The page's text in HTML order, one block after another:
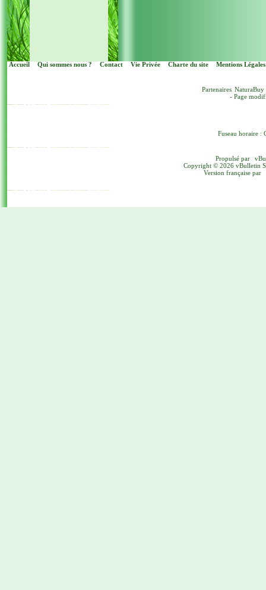
Accueil Qui sommes nous ? Contact Vie Privée Charte du site Mentions Légales
Partenaires NaturaBuy
- Page
Fuseau horaire :
Propulsé par
Copyright © 2026 vBulletin
Version française par